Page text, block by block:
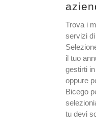
Trova i
servizi
il tuo
gestirti
oppure
Bicego
tu devi